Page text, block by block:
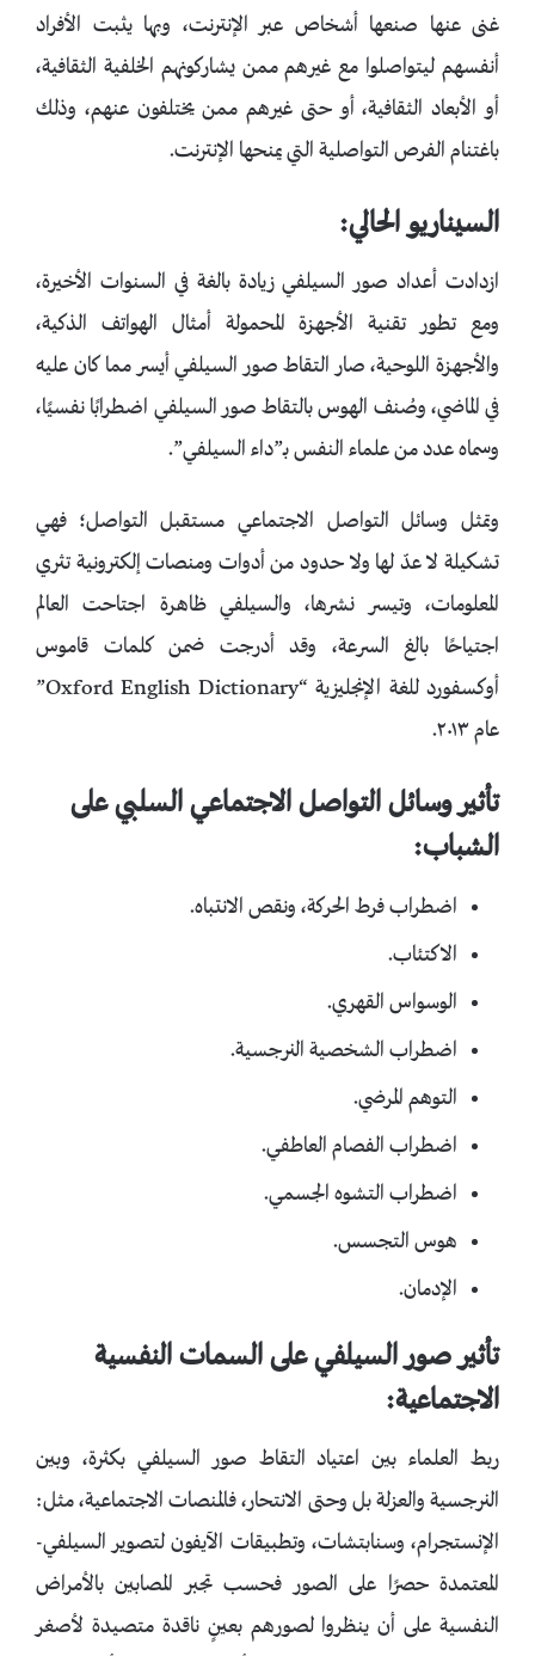
غنى عنها صنعها أشخاص عبر الإنترنت، وبها يثبت الأفراد
أنفسهم ليتواصلوا مع غيرهم ممن يشاركونهم الخلفية الثقافية،
أو الأبعاد الثقافية، أو حتى غيرهم ممن يختلفون عنهم، وذلك
باغتنام الفرص التواصلية التي يمنحها الإنترنت.
السيناريو الحالي:
ازدادت أعداد صور السيلفي زيادة بالغة في السنوات الأخيرة،
ومع تطور تقنية الأجهزة المحمولة أمثال الهواتف الذكية،
والأجهزة اللوحية، صار التقاط صور السيلفي أيسر مما كان عليه
في الماضي، وصُنف الهوس بالتقاط صور السيلفي اضطرابًا نفسيًا،
وسماه عدد من علماء النفس بـ”داء السيلفي”.
وتمثل وسائل التواصل الاجتماعي مستقبل التواصل؛ فهي
تشكيلة لا عدّ لها ولا حدود من أدوات ومنصات إلكترونية تثري
المعلومات، وتيسر نشرها، والسيلفي ظاهرة اجتاحت العالم
اجتياحًا بالغ السرعة، وقد أدرجت ضمن كلمات قاموس
أوكسفورد للغة الإنجليزية “Oxford English Dictionary”
عام ٢٠١٣.
تأثير وسائل التواصل الاجتماعي السلبي على
الشباب:
اضطراب فرط الحركة، ونقص الانتباه.
الاكتئاب.
الوسواس القهري.
اضطراب الشخصية النرجسية.
التوهم المرضي.
اضطراب الفصام العاطفي.
اضطراب التشوه الجسمي.
هوس التجسس.
الإدمان.
تأثير صور السيلفي على السمات النفسية
الاجتماعية:
ربط العلماء بين اعتياد التقاط صور السيلفي بكثرة، وبين
النرجسية والعزلة بل وحتى الانتحار، فالمنصات الاجتماعية، مثل:
الإنستجرام، وسنابتشات، وتطبيقات الآيفون لتصوير السيلفي-
المعتمدة حصرًا على الصور فحسب تجبر المصابين بالأمراض
النفسية على أن ينظروا لصورهم بعينٍ ناقدة متصيدة لأصغر